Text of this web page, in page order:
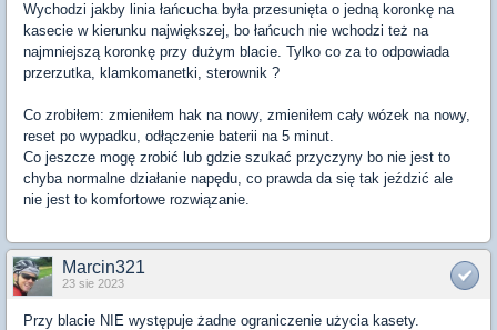
Wychodzi jakby linia łańcucha była przesunięta o jedną koronkę na
kasecie w kierunku największej, bo łańcuch nie wchodzi też na
najmniejszą koronkę przy dużym blacie. Tylko co za to odpowiada
przerzutka, klamkomanetki, sterownik ?
Co zrobiłem: zmieniłem hak na nowy, zmieniłem cały wózek na nowy,
reset po wypadku, odłączenie baterii na 5 minut.
Co jeszcze mogę zrobić lub gdzie szukać przyczyny bo nie jest to
chyba normalne działanie napędu, co prawda da się tak jeździć ale
nie jest to komfortowe rozwiązanie.
Marcin321
23 sie 2023
Przy blacie NIE występuje żadne ograniczenie użycia kasety.